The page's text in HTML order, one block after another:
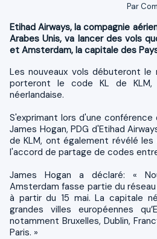
Par
Etihad Airways, la compagnie
Arabes Unis, va lancer des vols
et Amsterdam, la capitale des
Les nouveaux vols débuteront le mercredi 15 mai 2013 et
porteront le code KL de KLM,
néerlandaise.
S'exprimant lors d'une
James Hogan, PDG d'Etihad
de KLM, ont également révélé
l'accord de partage de codes
James Hogan a déclaré: «
Amsterdam fasse partie du réseau
à partir du 15 mai. La capitale
grandes villes européennes
notamment Bruxelles, Dublin,
Paris. »